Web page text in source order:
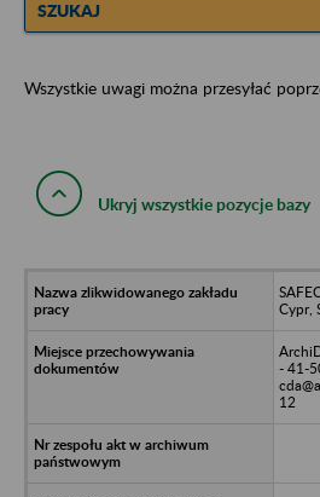
SZUKAJ
Wszystkie uwagi można przesyłać
Ukryj wszystkie pozycje bazy
Cypr,
- 41-
12